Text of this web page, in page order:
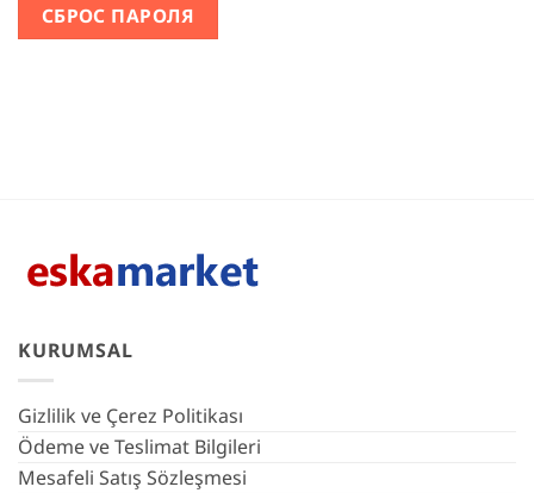
СБРОС ПАРОЛЯ
KURUMSAL
Gizlilik ve Çerez Politikası
Ödeme ve Teslimat Bilgileri
Mesafeli Satış Sözleşmesi